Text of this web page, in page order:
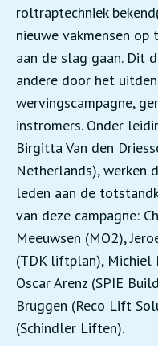
roltraptechniek
nieuwe vakmensen
aan de slag gaan. Dit
andere door het
wervingscampagne,
instromers. Onder
Birgitta Van den
Netherlands), werken
leden aan de
van deze campagne:
Meeuwsen (MO2),
(TDK liftplan), Michiel
Oscar Arenz (SPIE
Bruggen (Reco Lift
(Schindler Liften).